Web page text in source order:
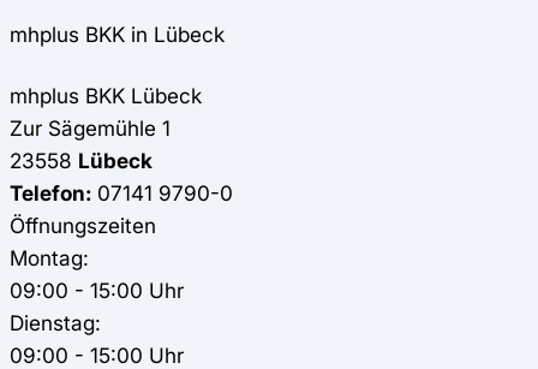
mhplus BKK in Lübeck
mhplus BKK Lübeck
Zur Sägemühle 1
23558 Lübeck
Telefon: 07141 9790-0
Öffnungszeiten
Montag:
09:00 - 15:00 Uhr
Dienstag:
09:00 - 15:00 Uhr